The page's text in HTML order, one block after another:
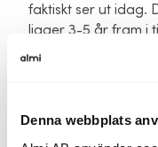
Denna webbplats
faktiskt ser ut idag.
ligger 3-5 år fram i
Målet är att du ska
nya banor och out